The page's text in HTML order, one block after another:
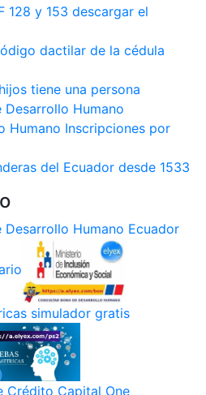
128 y 153 descargar el
dactilar de la cédula
tiene una persona
Humano
Humano Inscripciones por
del Ecuador desde 1533
Desarrollo Humano Ecuador
simulador gratis
Crédito Capital One